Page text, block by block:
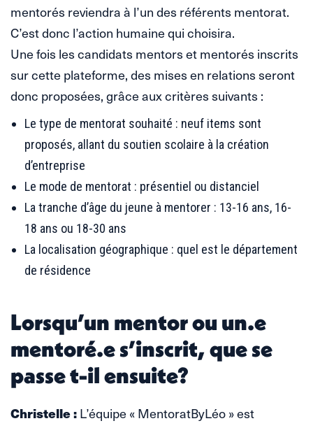
mentorés reviendra à l’un des référents mentorat.
C’est donc l’action humaine qui choisira.
Une fois les candidats mentors et mentorés inscrits
sur cette plateforme, des mises en relations seront
donc proposées, grâce aux critères suivants :
Le type de mentorat souhaité : neuf items sont
proposés, allant du soutien scolaire à la création
d’entreprise
Le mode de mentorat : présentiel ou distanciel
La tranche d’âge du jeune à mentorer : 13-16 ans, 16-
18 ans ou 18-30 ans
La localisation géographique : quel est le département
de résidence
Lorsqu’un mentor ou un.e
mentoré.e s’inscrit, que se
passe t-il ensuite?
Christelle :L’équipe « MentoratByLéo » est